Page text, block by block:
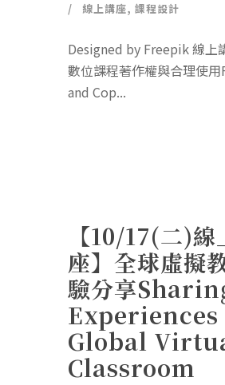
線上講座, 課程設計
Designed by Freepik 線上
數位課程著作權與合理使用
and Cop...
【10/17(二)線
座】全球虛擬
驗分享
Global
Classroom